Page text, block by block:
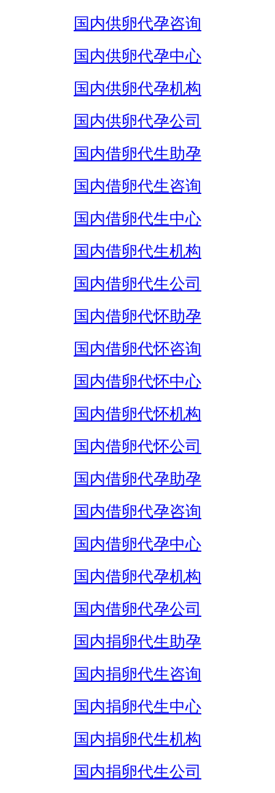
国内供卵代孕咨询
国内供卵代孕中心
国内供卵代孕机构
国内供卵代孕公司
国内借卵代生助孕
国内借卵代生咨询
国内借卵代生中心
国内借卵代生机构
国内借卵代生公司
国内借卵代怀助孕
国内借卵代怀咨询
国内借卵代怀中心
国内借卵代怀机构
国内借卵代怀公司
国内借卵代孕助孕
国内借卵代孕咨询
国内借卵代孕中心
国内借卵代孕机构
国内借卵代孕公司
国内捐卵代生助孕
国内捐卵代生咨询
国内捐卵代生中心
国内捐卵代生机构
国内捐卵代生公司